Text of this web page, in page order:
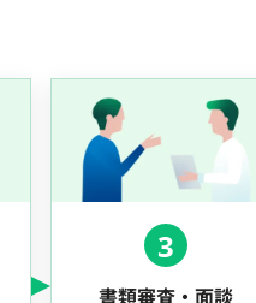
3
書類審査・面談